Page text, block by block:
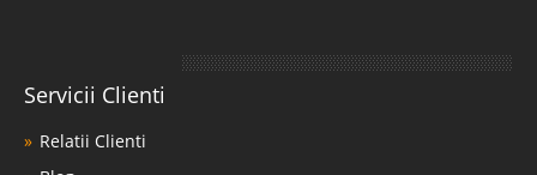
Servicii Clienti
Relatii Clienti